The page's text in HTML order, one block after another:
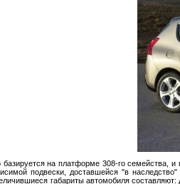
базируется на платформе 308-го семейства,
подвески, доставшейся "в
габариты автомобиля